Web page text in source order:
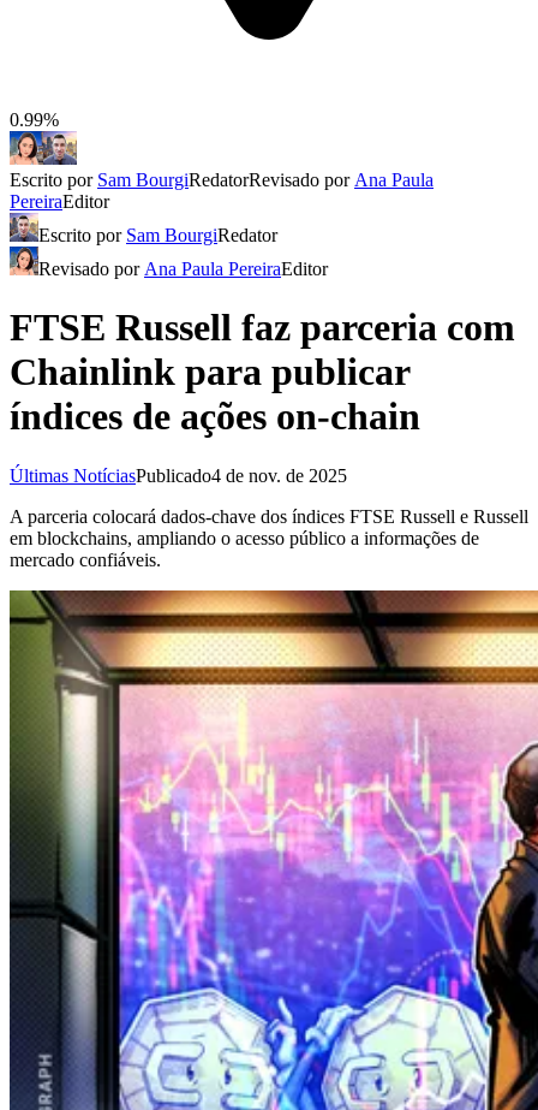
0.99%
Escrito por Sam BourgiRedatorRevisado por Ana Paula
PereiraEditor
Escrito por Sam BourgiRedator
Revisado por Ana Paula PereiraEditor
FTSE Russell faz parceria com
Chainlink para publicar
índices de ações on-chain
Últimas NotíciasPublicado4 de nov. de 2025
A parceria colocará dados-chave dos índices FTSE Russell e Russell
em blockchains, ampliando o acesso público a informações de
mercado confiáveis.